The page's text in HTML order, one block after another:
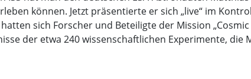
können. Jetzt präsentierte er sich „live“ im
sich Forscher und Beteiligte der Mission „Cosmic
der etwa 240 wissenschaftlichen Experimente,